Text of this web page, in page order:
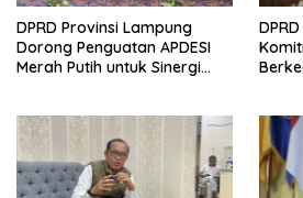
DPRD Provinsi Lampung
Dorong Penguatan APDESI
Merah Putih untuk Sinergi